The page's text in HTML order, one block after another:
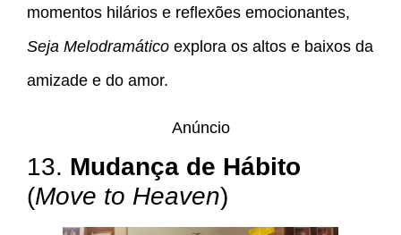
momentos hilários e reflexões emocionantes,
Seja Melodramático explora os altos e baixos da
amizade e do amor.
Anúncio
13. Mudança de Hábito
(Move to Heaven)